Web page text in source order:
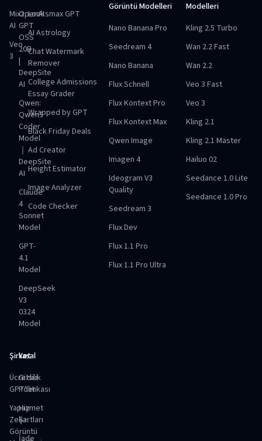
Mixz
AI
Veo
3
OpenAI
GPT
OSS
20B
|
DeepSite
AI
Qwen:
Qwen3
Coder
Model
｜
DeepSite
AI
Claude
4
Sonnet
Model
GPT-
4.1
Model
DeepSeek
V3
0324
Model
Looksmax GPT
AI Astrology
Chat Watermark
Remover
College Admissions
Essay Grader
Wrapped by GPT
Black Friday Deals
Ad Creator
Height Estimator
Image Analyzer
Code Checker
Görüntü Modelleri
Nano Banana Pro
Seedream 4
Nano Banana
Flux Schnell
Flux Kontext Pro
Flux Kontext Max
Qwen Image
Imagen 4
Ideogram V3
Quality
Seedream 3
Flux Dev
Flux 1.1 Pro
Flux 1.1 Pro Ultra
Modelleri
Kling 2.5 Turbo
Wan 2.2 Fast
Wan 2.2
Veo 3 Fast
Veo 3
Kling 2.1
Kling 2.1 Master
Hailuo 02
Seedance 1.0 Lite
Seedance 1.0 Pro
Şirket
Ücretsiz
GPT'ler
Yapay
Zeka
Görüntü
Yasal
Gizlilik
Politikası
Hizmet
Şartları
İade